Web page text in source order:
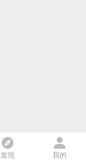
发现 我的